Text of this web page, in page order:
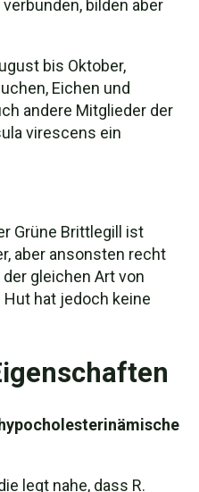
bilden aber
bis Oktober,
Eichen und
andere Mitglieder der
virescens ein
Grüne Brittlegill ist
aber ansonsten recht
gleichen Art von
hat jedoch keine
legt nahe, dass R.